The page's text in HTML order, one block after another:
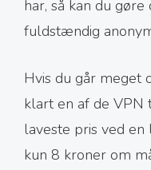
har, så kan du
fuldstændig
Hvis du går meget
klart en af de VPN
laveste pris ved
kun 8 kroner om